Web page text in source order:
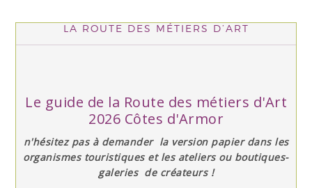
LA ROUTE DES MÉTIERS D’ART
Le guide de la Route des métiers d'Art
2026 Côtes d'Armor
n'hésitez pas à demander la version papier dans les
organismes touristiques et les ateliers ou boutiques-
galeries de créateurs !